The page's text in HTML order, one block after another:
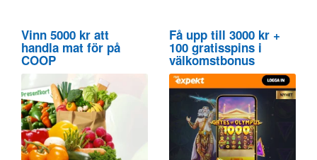
Vinn 5000 kr att
handla mat för på
COOP
Få upp till 3000 kr +
100 gratisspins i
välkomstbonus